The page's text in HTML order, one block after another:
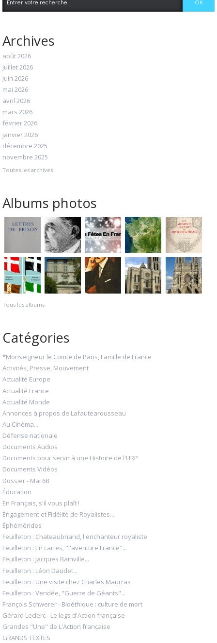
Archives
août 2026
juillet 2026
juin 2026
mai 2026
avril 2026
mars 2026
février 2026
janvier 2026
décembre 2025
novembre 2025
Toutes les archives
Albums photos
Tous les albums
Catégories
*Monseigneur le Comte de Paris, Famille de France
Activités, Presse, Mouvement
Actualité Europe
Actualité France
Actualité Monde
Annonces à propos de Lafautearousseau
Au Cinéma...
Défense nationale
Documents Audios
Documents pour servir à une Histoire de l'URP
Documents Vidéos
Dossier - Mai 68
Éducation
En Français, s'il vous plaît !
Engagement et Fidélité de Royalistes...
Éphémérides
Feuilleton : Chateaubriand, l'enchanteur royaliste
Feuilleton : En cartes, "l'aventure France"...
Feuilleton : Jacques Bainville...
Feuilleton : Léon Daudet...
Feuilleton : Une visite chez Charles Maurras
Feuilleton : Vendée, "Guerre de Géants"...
François Schwerer - Bioéthique : culture de mort
Gérard Leclerc - Le legs d'Action française
Grandes "Une" de L'Action française
GRANDS TEXTES